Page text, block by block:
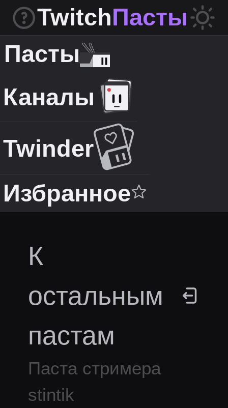
TwitchПасты
Пасты
Каналы
Twinder
Избранное
К
остальным
пастам
Паста стримера
stintik